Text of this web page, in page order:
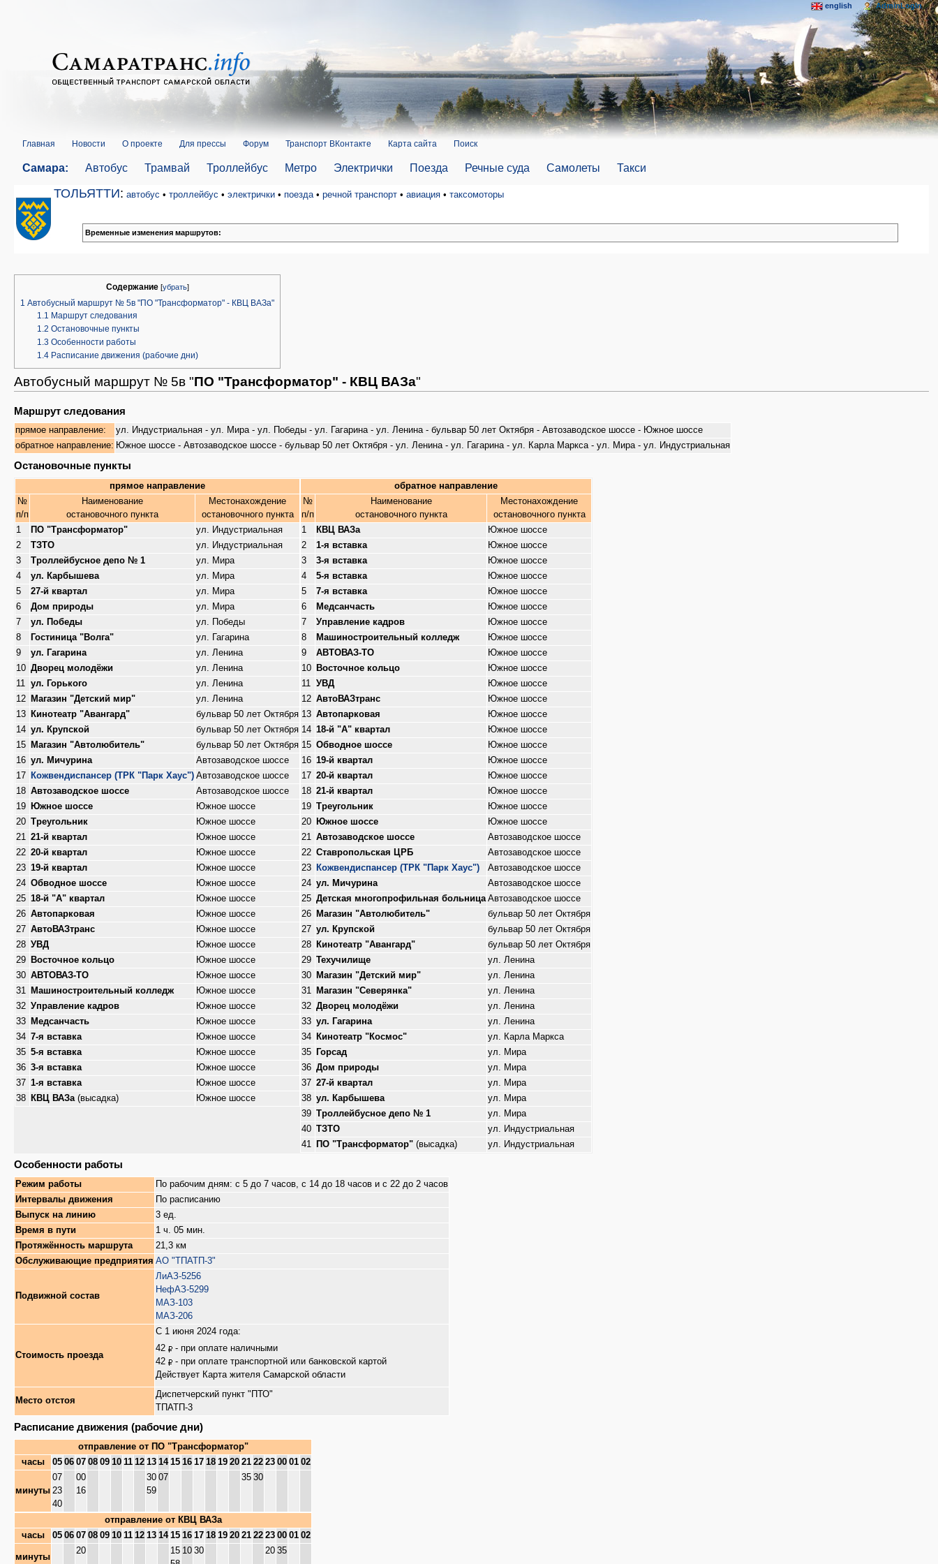
Главная Новости О проекте Для прессы Форум Транспорт ВКонтакте Карта сайта Поиск
Самара: Автобус Трамвай Троллейбус Метро Электрички Поезда Речные суда Самолеты Такси
ТОЛЬЯТТИ: автобус • троллейбус • электрички • поезда • речной транспорт • авиация • таксомоторы
Временные изменения маршрутов:
Содержание [убрать]
1 Автобусный маршрут № 5в "ПО "Трансформатор" - КВЦ ВАЗа"
1.1 Маршрут следования
1.2 Остановочные пункты
1.3 Особенности работы
1.4 Расписание движения (рабочие дни)
Автобусный маршрут № 5в "ПО "Трансформатор" - КВЦ ВАЗа"
Маршрут следования
прямое направление:
ул. Индустриальная - ул. Мира - ул. Победы - ул. Гагарина - ул. Ленина - бульвар 50 лет Октября - Автозаводское шоссе - Южное шоссе
обратное направление: Южное шоссе - Автозаводское шоссе - бульвар 50 лет Октября - ул. Ленина - ул. Гагарина - ул. Карла Маркса - ул. Мира - ул. Индустриальная
Остановочные пункты
прямое направление
№
п/п
Наименование
остановочного пункта
Местонахождение
остановочного пункта
1
ПО "Трансформатор"
ул. Индустриальная
2
ТЗТО
ул. Индустриальная
3
Троллейбусное депо № 1
ул. Мира
4
ул. Карбышева
ул. Мира
5
27-й квартал
ул. Мира
6
Дом природы
ул. Мира
7
ул. Победы
ул. Победы
8
Гостиница "Волга"
ул. Гагарина
9
ул. Гагарина
ул. Ленина
10 Дворец молодёжи
ул. Ленина
11
ул. Горького
ул. Ленина
12
Магазин "Детский мир"
ул. Ленина
13
Кинотеатр "Авангард"
бульвар 50 лет Октября
14 ул. Крупской
бульвар 50 лет Октября
15
Магазин "Автолюбитель"
бульвар 50 лет Октября
16 ул. Мичурина
Автозаводское шоссе
17
Кожвендиспансер (ТРК "Парк Хаус") Автозаводское шоссе
18 Автозаводское шоссе
Автозаводское шоссе
19
Южное шоссе
Южное шоссе
20 Треугольник
Южное шоссе
21
21-й квартал
Южное шоссе
22 20-й квартал
Южное шоссе
23 19-й квартал
Южное шоссе
24 Обводное шоссе
Южное шоссе
25 18-й "А" квартал
Южное шоссе
26 Автопарковая
Южное шоссе
27 АвтоВАЗтранс
Южное шоссе
28 УВД
Южное шоссе
29
Восточное кольцо
Южное шоссе
30 АВТОВАЗ-ТО
Южное шоссе
31
Машиностроительный колледж
Южное шоссе
32 Управление кадров
Южное шоссе
33
Медсанчасть
Южное шоссе
34 7-я вставка
Южное шоссе
35 5-я вставка
Южное шоссе
36 3-я вставка
Южное шоссе
37 1-я вставка
Южное шоссе
38
КВЦ ВАЗа (высадка) Южное шоссе
обратное направление
№
п/п
Наименование
остановочного пункта
Местонахождение
остановочного пункта
1
КВЦ ВАЗа
Южное шоссе
2
1-я вставка
Южное шоссе
3
3-я вставка
Южное шоссе
4
5-я вставка
Южное шоссе
5
7-я вставка
Южное шоссе
6
Медсанчасть
Южное шоссе
7
Управление кадров
Южное шоссе
8
Машиностроительный колледж
Южное шоссе
9
АВТОВАЗ-ТО
Южное шоссе
10
Восточное кольцо
Южное шоссе
11
УВД
Южное шоссе
12 АвтоВАЗтранс
Южное шоссе
13 Автопарковая
Южное шоссе
14 18-й "А" квартал
Южное шоссе
15 Обводное шоссе
Южное шоссе
16 19-й квартал
Южное шоссе
17 20-й квартал
Южное шоссе
18 21-й квартал
Южное шоссе
19 Треугольник
Южное шоссе
20
Южное шоссе
Южное шоссе
21
Автозаводское шоссе
Автозаводское шоссе
22 Ставропольская ЦРБ
Автозаводское шоссе
23
Кожвендиспансер (ТРК "Парк Хаус")
Автозаводское шоссе
24 ул. Мичурина
Автозаводское шоссе
25 Детская многопрофильная больница Автозаводское шоссе
26
Магазин "Автолюбитель"
бульвар 50 лет Октября
27 ул. Крупской
бульвар 50 лет Октября
28
Кинотеатр "Авангард"
бульвар 50 лет Октября
29 Техучилище
ул. Ленина
30
Магазин "Детский мир"
ул. Ленина
31
Магазин "Северянка"
ул. Ленина
32 Дворец молодёжи
ул. Ленина
33 ул. Гагарина
ул. Ленина
34
Кинотеатр "Космос"
ул. Карла Маркса
35
Горсад
ул. Мира
36 Дом природы
ул. Мира
37 27-й квартал
ул. Мира
38 ул. Карбышева
ул. Мира
39 Троллейбусное депо № 1
ул. Мира
40 ТЗТО
ул. Индустриальная
41
ПО "Трансформатор" (высадка) ул. Индустриальная
Особенности работы
Режим работы
По рабочим дням: с 5 до 7 часов, с 14 до 18 часов и с 22 до 2 часов
Интервалы движения
По расписанию
Выпуск на линию
3 ед.
Время в пути
1 ч. 05 мин.
Протяжённость маршрута
21,3 км
Обслуживающие предприятия АО "ТПАТП-3"
Подвижной состав
ЛиАЗ-5256
НефАЗ-5299
МАЗ-103
МАЗ-206
Стоимость проезда
С 1 июня 2024 года:
42
- при оплате наличными
42
- при оплате транспортной или банковской картой
Действует Карта жителя Самарской области
Место отстоя
Диспетчерский пункт "ПТО"
ТПАТП-3
Расписание движения (рабочие дни)
отправление от ПО "Трансформатор"
часы
05 06 07 08 09 10 11 12 13 14 15 16 17 18 19 20 21 22 23 00 01 02
минуты
07
23
40
00
16
30
59
07 35 30
отправление от КВЦ ВАЗа
часы
05 06 07 08 09 10 11 12 13 14 15 16 17 18 19 20 21 22 23 00 01 02
минуты
20
15 10 30 20 35
english AdminLogIn